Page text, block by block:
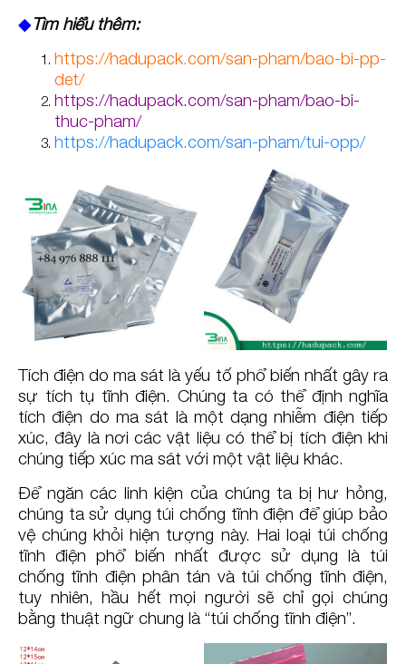
◆Tìm hiểu thêm:
https://hadupack.com/san-pham/bao-bi-pp-
det/
https://hadupack.com/san-pham/bao-bi-
thuc-pham/
https://hadupack.com/san-pham/tui-opp/
Tích điện do ma sát là yếu tố phổ biến nhất gây ra
sự tích tụ tĩnh điện. Chúng ta có thể định nghĩa
tích điện do ma sát là một dạng nhiễm điện tiếp
xúc, đây là nơi các vật liệu có thể bị tích điện khi
chúng tiếp xúc ma sát với một vật liệu khác.
Để ngăn các linh kiện của chúng ta bị hư hỏng,
chúng ta sử dụng túi chống tĩnh điện để giúp bảo
vệ chúng khỏi hiện tượng này. Hai loại túi chống
tĩnh điện phổ biến nhất được sử dụng là túi
chống tĩnh điện phân tán và túi chống tĩnh điện,
tuy nhiên, hầu hết mọi người sẽ chỉ gọi chúng
bằng thuật ngữ chung là “túi chống tĩnh điện”.